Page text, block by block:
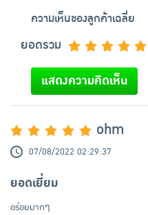
ความเห็นของลูกค้าเฉลี่ย
ยอดรวม
แสดงความคิดเห็น
ohm
07/08/2022 02:29:37
ยอดเยี่ยม
อร่อยมากๆ